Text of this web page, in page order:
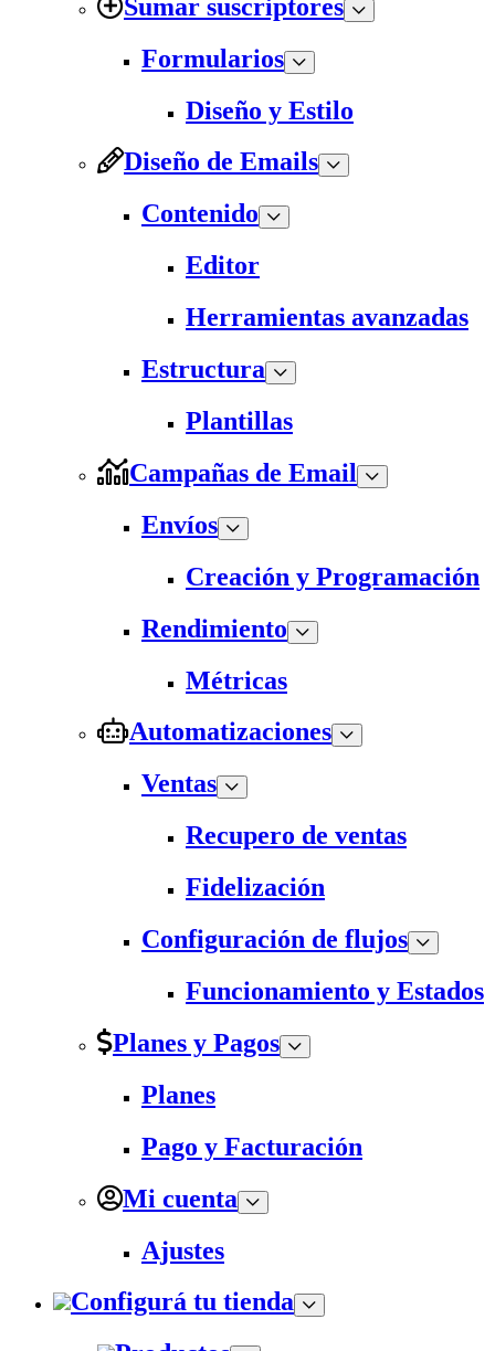
Sumar suscriptores
Formularios
Diseño y Estilo
Diseño de Emails
Contenido
Editor
Herramientas avanzadas
Estructura
Plantillas
Campañas de Email
Envíos
Creación y Programación
Rendimiento
Métricas
Automatizaciones
Ventas
Recupero de ventas
Fidelización
Configuración de flujos
Funcionamiento y Estados
Planes y Pagos
Planes
Pago y Facturación
Mi cuenta
Ajustes
Configurá tu tienda